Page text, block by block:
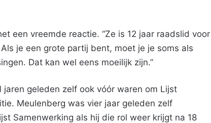
een vreemde reactie. “Ze is 12 jaar raadslid voor
je een grote partij bent, moet je je soms als
Dat kan wel eens moeilijk zijn.”
geleden zelf ook vóór waren om Lijst
Meulenberg was vier jaar geleden zelf
Samenwerking als hij die rol weer krijgt na 18